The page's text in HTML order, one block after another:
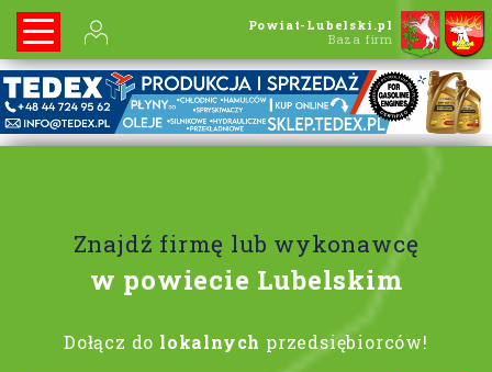
Powiat-Lubelski.pl
Baza firm
Znajdź firmę lub wykonawcę
w powiecie Lubelskim
Dołącz do lokalnych przedsiębiorców!